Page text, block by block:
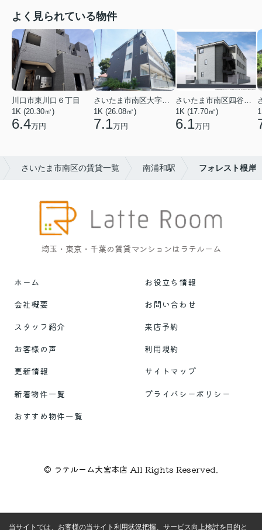
よく見られている物件
川口市東川口６丁目
1K (20.30㎡)
6.4万円
さいたま市南区大字太田窪
1K (26.08㎡)
7.1万円
さいたま市南区四谷２丁目
1K (17.70㎡)
6.1万円
さいたま市南区の賃貸一覧 南浦和駅 フォレスト根岸
埼玉・東京・千葉の賃貸マンションはラテルーム
ホーム
お役立ち情報
会社概要
お問い合わせ
スタッフ紹介
来店予約
お客様の声
利用規約
更新情報
サイトマップ
新着物件一覧
プライバシーポリシー
おすすめ物件一覧
© ラテルーム大宮本店 All Rights Reserved.
当サイトでは、お客様の当サイト利用状況把握、サービス向上検討を目的と